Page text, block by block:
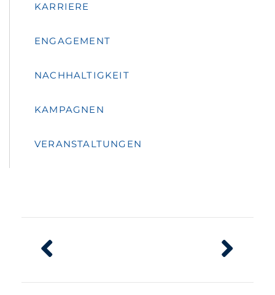
KARRIERE
ENGAGEMENT
NACHHALTIGKEIT
KAMPAGNEN
VERANSTALTUNGEN